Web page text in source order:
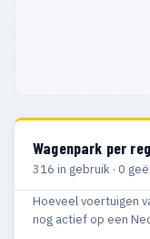
Wagenpark per
316 in gebruik · 0
Hoeveel voertuigen
nog actief op een